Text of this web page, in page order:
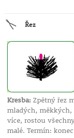
Řez
Kresba:Zpětný řez
mladých,
více, rostou
malé. Termín: